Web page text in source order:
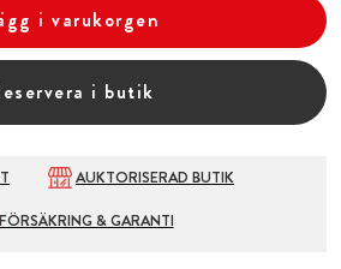
i varukorgen
i butik
AUKTORISERAD BUTIK
FÖRSÄKRING & GARANTI